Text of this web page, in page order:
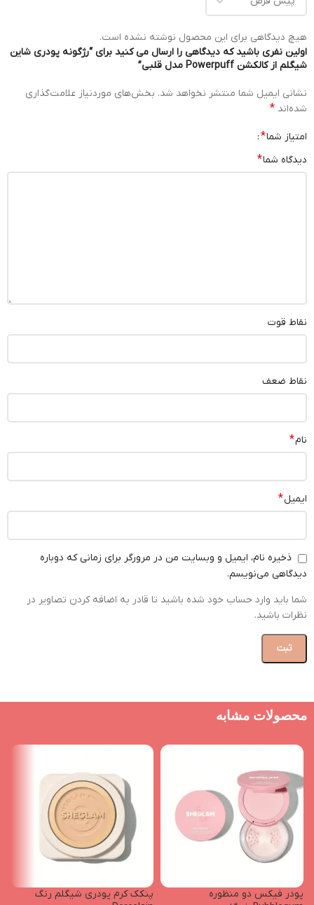
هیچ دیدگاهی برای این محصول نوشته نشده است.
اولین نفری باشید که دیدگاهی را ارسال می کنید برای “رژگونه پودری شاین
شیگلم از کالکشن Powerpuff مدل قلبی”
نشانی ایمیل شما منتشر نخواهد شد. بخش‌های موردنیاز علامت‌گذاری
شده‌اند *
امتیاز شما*
دیدگاه شما*
نقاط قوت
نقاط ضعف
نام*
ایمیل*
ذخیره نام، ایمیل و وبسایت من در مرورگر برای زمانی که دوباره
دیدگاهی می‌نویسم.
شما باید وارد حساب خود شده باشید تا قادر به اضافه کردن تصاویر در
نظرات باشید.
محصولات مشابه
پودر فیکس دو منظوره
پنکک کرم پودری شیگلم رنگ